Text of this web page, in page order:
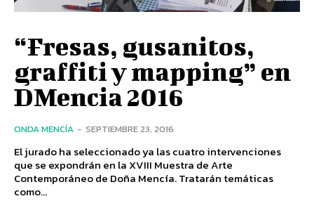
“Fresas, gusanitos,
graffiti y mapping” en
DMencia 2016
ONDA MENCÍA - SEPTIEMBRE 23, 2016
El jurado ha seleccionado ya las cuatro intervenciones
que se expondrán en la XVIII Muestra de Arte
Contemporáneo de Doña Mencía. Tratarán temáticas
como...